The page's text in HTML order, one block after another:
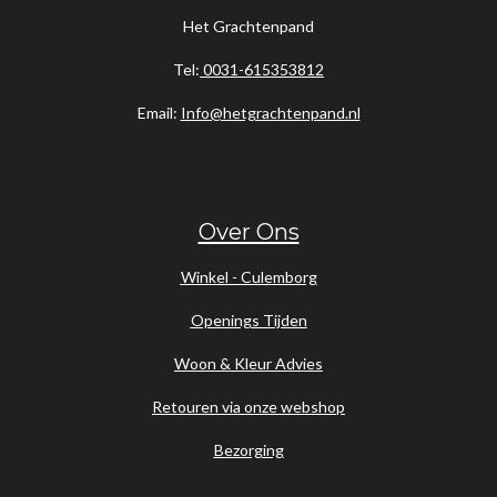
Het Grachtenpand
Tel: 0031-615353812
Email: Info@hetgrachtenpand.nl
Over Ons
Winkel - Culemborg
Openings Tijden
Woon & Kleur Advies
Retouren via onze webshop
Bezorging